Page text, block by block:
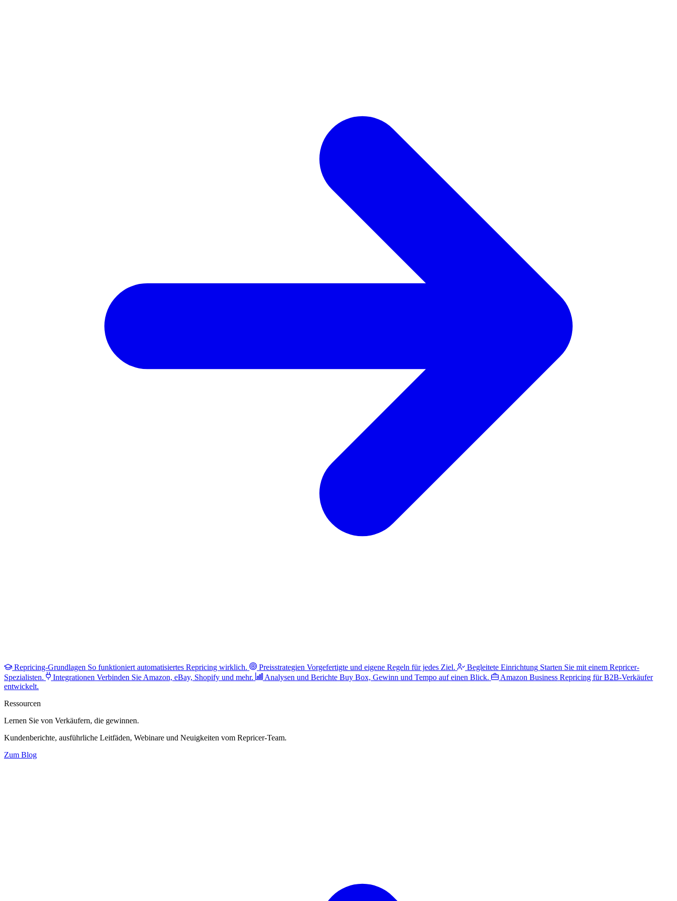
Repricing-Grundlagen So funktioniert automatisiertes Repricing wirklich. Preisstrategien Vorgefertigte und eigene Regeln für jedes Ziel. Begleitete Einrichtung Starten Sie mit einem Repricer-
Spezialisten.
Integrationen Verbinden Sie Amazon, eBay, Shopify und mehr. Analysen und Berichte Buy Box, Gewinn und Tempo auf einen Blick. Amazon Business Repricing für B2B-Verkäufer
entwickelt.
Ressourcen
Lernen Sie von Verkäufern, die gewinnen.
Kundenberichte, ausführliche Leitfäden, Webinare und Neuigkeiten vom Repricer-Team.
Zum Blog